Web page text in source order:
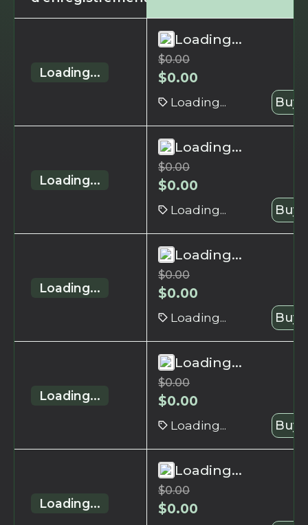
Loading...
Loading...
$0.00
$0.00
Loading... Buy
Loading...
Loading...
$0.00
$0.00
Loading... Buy
Loading...
Loading...
$0.00
$0.00
Loading... Buy
Loading...
Loading...
$0.00
$0.00
Loading... Buy
Loading...
Loading...
$0.00
$0.00